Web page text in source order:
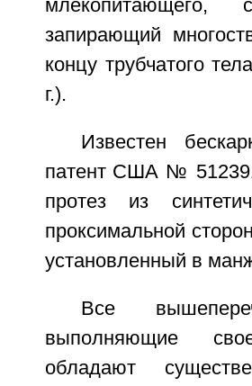
запирающий
концу трубчатого
г.).
Известен
патент США №
протез из
проксимальной
установленный в
Все
выполняющие
обладают